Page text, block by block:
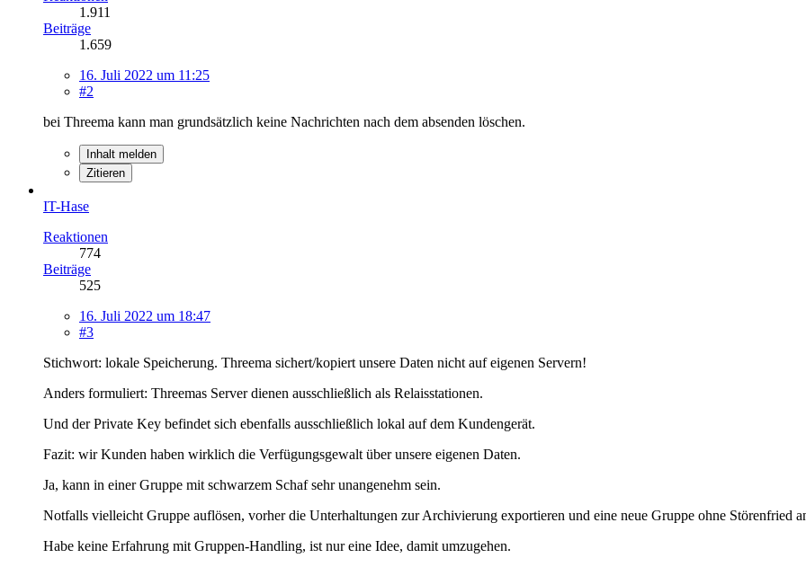
1.911
Beiträge
1.659
16. Juli 2022 um 11:25
#2
bei Threema kann man grundsätzlich keine Nachrichten nach dem absenden löschen.
Inhalt melden
Zitieren
IT-Hase
Reaktionen
774
Beiträge
525
16. Juli 2022 um 18:47
#3
Stichwort: lokale Speicherung. Threema sichert/kopiert unsere Daten nicht auf eigenen Servern!
Anders formuliert: Threemas Server dienen ausschließlich als Relaisstationen.
Und der Private Key befindet sich ebenfalls ausschließlich lokal auf dem Kundengerät.
Fazit: wir Kunden haben wirklich die Verfügungsgewalt über unsere eigenen Daten.
Ja, kann in einer Gruppe mit schwarzem Schaf sehr unangenehm sein.
Notfalls vielleicht Gruppe auflösen, vorher die Unterhaltungen zur Archivierung exportieren und eine neue Gruppe ohne Störenfried
Habe keine Erfahrung mit Gruppen-Handling, ist nur eine Idee, damit umzugehen.